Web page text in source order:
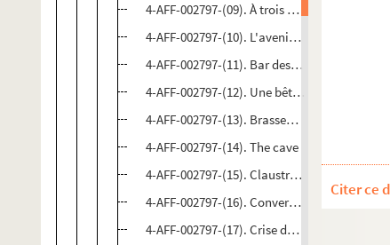
4-AFF-002797-(09). À trois mains
4-AFF-002797-(10). L'avenir oublié
4-AFF-002797-(11). Bar des flots noirs
4-AFF-002797-(12). Une bête sur la lune
4-AFF-002797-(13). Brassens, chansons ; Ça
4-AFF-002797-(14). The cave
4-AFF-002797-(15). Claustrophobia
4-AFF-002797-(16). Conversations entre
4-AFF-002797-(17). Crise de nerfs. Parlez-moi
Citer ce